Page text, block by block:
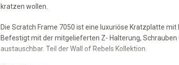
kratzen wollen.
Die Scratch Frame 7050 ist eine luxuriöse Kratzplatte
Befestigt mit der mitgelieferten Z- Halterung,
austauschbar. Teil der Wall of Rebels Kollektion.